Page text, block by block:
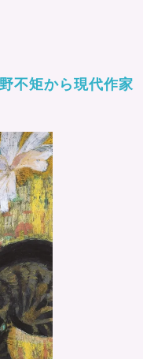
不矩から現代作家